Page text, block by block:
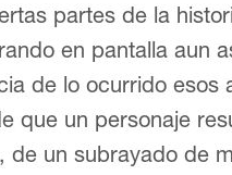
partes de la
en pantalla aun
de lo ocurrido esos
que un personaje
de un subrayado de